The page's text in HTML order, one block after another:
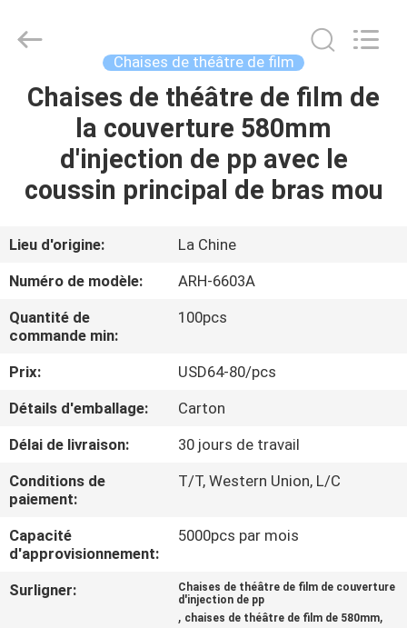
MAISON
PRODUITS
SUJET
DE
NOUS
VISITE
D'USINE
CONTRÔLE
DE
QUALITÉ
CONTACTEZ-
NOUS
Chongqing
Aireach
Reserved.
Chaises de théâtre de film
Chaises de théâtre de film de
la couverture 580mm
d'injection de pp avec le
coussin principal de bras mou
Lieu d'origine:
La Chine
Numéro de modèle:
ARH-6603A
Quantité de
commande min:
100pcs
Prix:
USD64-80/pcs
Détails d'emballage:
Carton
Délai de livraison:
30 jours de travail
Conditions de
paiement:
T/T, Western Union, L/C
Capacité
d'approvisionnement:
5000pcs par mois
Surligner:
Chaises de théâtre de film de couverture
d'injection de pp
, chaises de théâtre de film de 580mm,